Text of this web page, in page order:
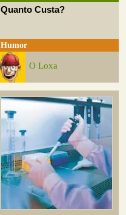
Quanto Custa?
Humor
O Loxa